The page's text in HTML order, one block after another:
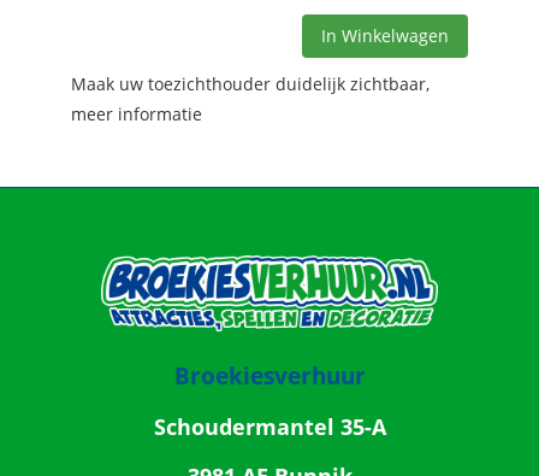
In Winkelwagen
Maak uw toezichthouder duidelijk zichtbaar,
meer informatie
Broekiesverhuur
Schoudermantel 35-A